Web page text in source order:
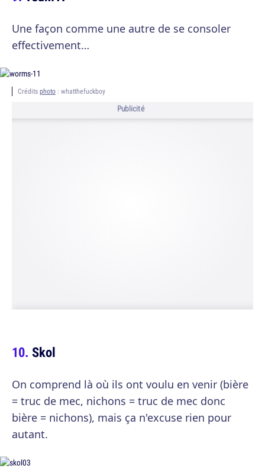
Une façon comme une autre de se consoler
effectivement…
Crédits photo : whatthefuckboy
Publicité
Skol
On comprend là où ils ont voulu en venir (bière
= truc de mec, nichons = truc de mec donc
bière = nichons), mais ça n'excuse rien pour
autant.